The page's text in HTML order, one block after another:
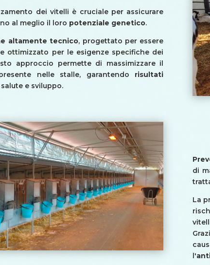
dei vitelli è cruciale per assicurare
al meglio il loro potenziale genetico.
altamente tecnico, progettato per essere
ottimizzato per le esigenze specifiche dei
approccio permette di massimizzare il
nelle stalle, garantendo risultati
e sviluppo.
di
La
l'